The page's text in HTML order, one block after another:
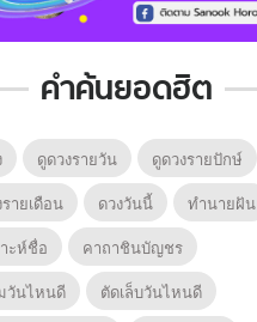
คำค้นยอดฮิต
ดูดวงรายวัน
ดูดวงรายปักษ์
ายเดือน
ดวงวันนี้
ทํานายฝัน
ะห์ชื่อ
คาถาชินบัญชร
วันไหนดี
ตัดเล็บวันไหนดี